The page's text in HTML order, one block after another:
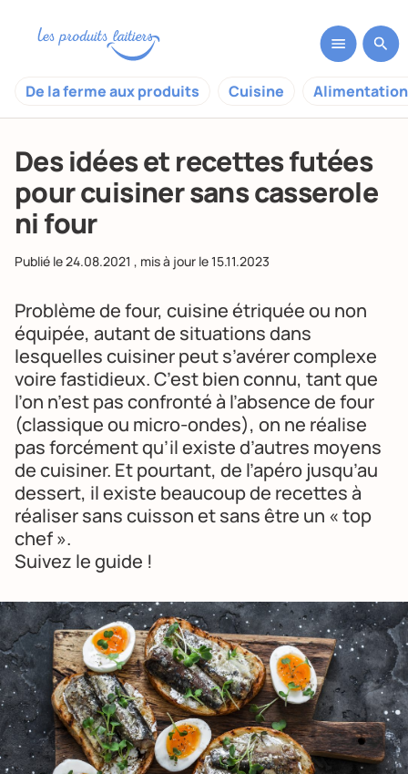
De la ferme aux produits Cuisine
Des idées et recettes futées
pour cuisiner sans casserole
ni four
Publié le24.08.2021 , mis à jour le15.11.2023
Problème de four, cuisine étriquée ou non
équipée, autant de situations dans
lesquelles cuisiner peut s’avérer complexe
voire fastidieux. C’est bien connu, tant que
l’on n’est pas confronté à l’absence de four
(classique ou micro-ondes), on ne réalise
pas forcément qu’il existe d’autres moyens
de cuisiner. Et pourtant, de l’apéro jusqu’au
dessert, il existe beaucoup de recettes à
réaliser sans cuisson et sans être un « top
chef ».
Suivez le guide !